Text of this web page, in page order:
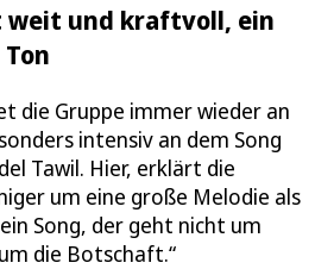
weit und kraftvoll, ein
die Gruppe immer wieder an
intensiv an dem Song
Tawil. Hier, erklärt die
um eine große Melodie als
Song, der geht nicht um
die Botschaft.“